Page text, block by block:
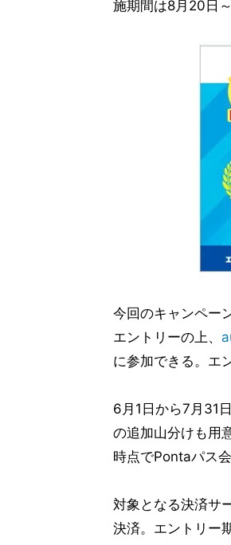
施期間は8月20日
今回のキャンペー
エントリーの上、
に参加できる。エ
6月1日から7月31
の追加山分けも用
時点でPontaパス
対象となる決済サ
決済。エントリー